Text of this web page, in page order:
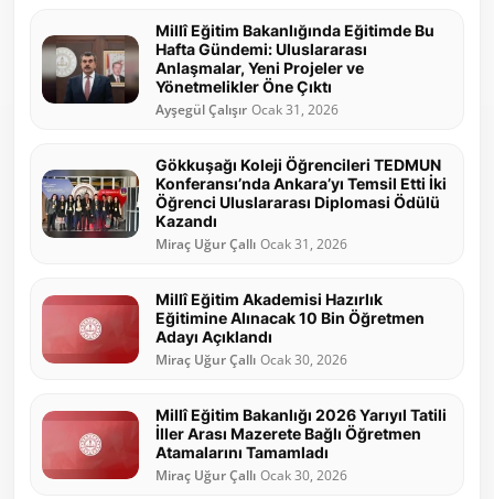
Millî Eğitim Bakanlığında Eğitimde Bu
Hafta Gündemi: Uluslararası
Anlaşmalar, Yeni Projeler ve
Yönetmelikler Öne Çıktı
Ayşegül Çalışır Ocak 31, 2026
Gökkuşağı Koleji Öğrencileri TEDMUN
Konferansı’nda Ankara’yı Temsil Etti İki
Öğrenci Uluslararası Diplomasi Ödülü
Kazandı
Miraç Uğur Çallı Ocak 31, 2026
Millî Eğitim Akademisi Hazırlık
Eğitimine Alınacak 10 Bin Öğretmen
Adayı Açıklandı
Miraç Uğur Çallı Ocak 30, 2026
Millî Eğitim Bakanlığı 2026 Yarıyıl Tatili
İller Arası Mazerete Bağlı Öğretmen
Atamalarını Tamamladı
Miraç Uğur Çallı Ocak 30, 2026